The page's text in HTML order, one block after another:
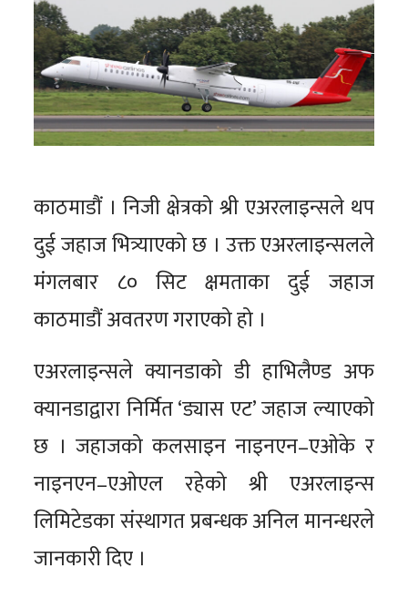
काठमाडौं । निजी क्षेत्रको श्री एअरलाइन्सले थप
दुई जहाज भित्र्याएको छ । उक्त एअरलाइन्सलले
मंगलबार ८० सिट क्षमताका दुई जहाज
काठमाडौं अवतरण गराएको हो ।
एअरलाइन्सले क्यानडाको डी हाभिलैण्ड अफ
क्यानडाद्वारा निर्मित ‘ड्यास एट’ जहाज ल्याएको
छ । जहाजको कलसाइन नाइनएन–एओके र
नाइनएन–एओएल रहेको श्री एअरलाइन्स
लिमिटेडका संस्थागत प्रबन्धक अनिल मानन्धरले
जानकारी दिए ।